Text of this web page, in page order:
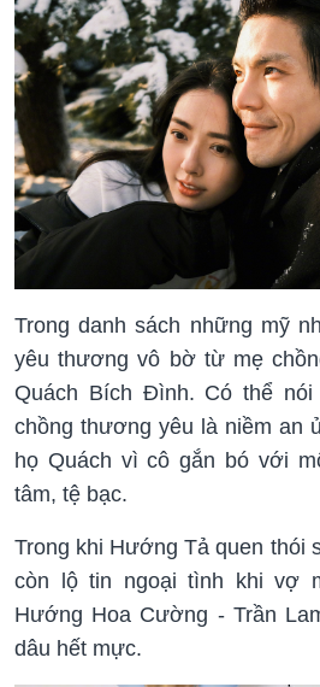
Trong danh sách những mỹ
yêu thương vô bờ từ mẹ
Quách Bích Đình. Có thể
chồng thương yêu là niềm an
họ Quách vì cô gắn bó với
tâm, tệ bạc.
Trong khi Hướng Tả quen thói
còn lộ tin ngoại tình khi vợ
Hướng Hoa Cường - Trần
dâu hết mực.